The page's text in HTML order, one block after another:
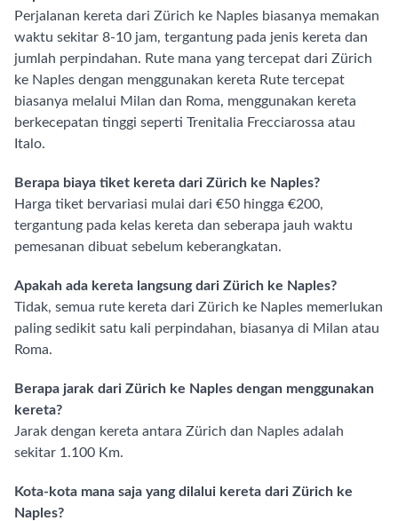
Perjalanan kereta dari Zürich ke Naples biasanya memakan
waktu sekitar 8-10 jam, tergantung pada jenis kereta dan
jumlah perpindahan. Rute mana yang tercepat dari Zürich
ke Naples dengan menggunakan kereta Rute tercepat
biasanya melalui Milan dan Roma, menggunakan kereta
berkecepatan tinggi seperti Trenitalia Frecciarossa atau
Italo.
Berapa biaya tiket kereta dari Zürich ke Naples?
Harga tiket bervariasi mulai dari €50 hingga €200,
tergantung pada kelas kereta dan seberapa jauh waktu
pemesanan dibuat sebelum keberangkatan.
Apakah ada kereta langsung dari Zürich ke Naples?
Tidak, semua rute kereta dari Zürich ke Naples memerlukan
paling sedikit satu kali perpindahan, biasanya di Milan atau
Roma.
Berapa jarak dari Zürich ke Naples dengan menggunakan
kereta?
Jarak dengan kereta antara Zürich dan Naples adalah
sekitar 1.100 Km.
Kota-kota mana saja yang dilalui kereta dari Zürich ke
Naples?